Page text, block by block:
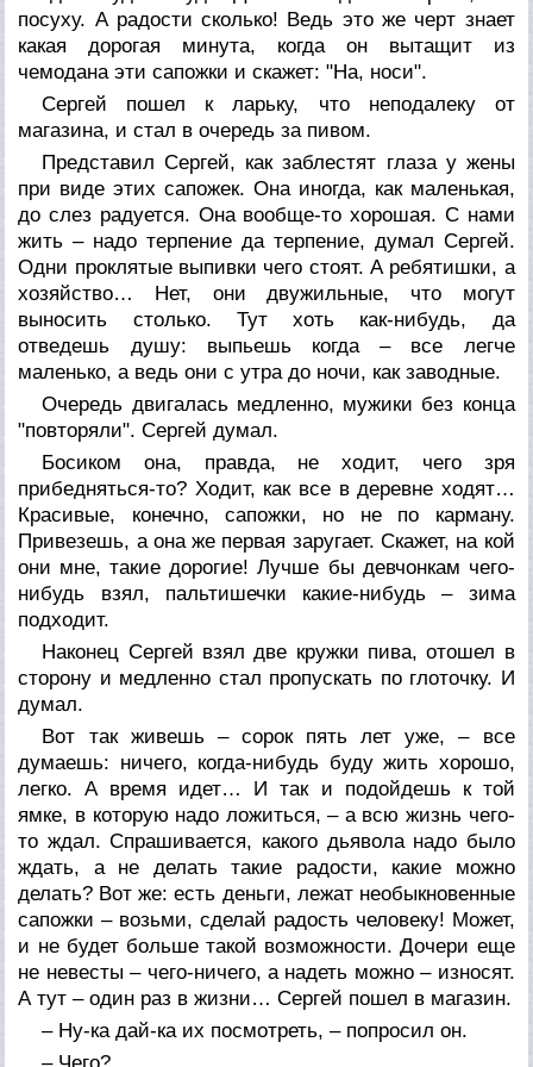
посуху. А радости сколько! Ведь это же черт знает
какая дорогая минута, когда он вытащит из
чемодана эти сапожки и скажет: "На, носи".
Сергей пошел к ларьку, что неподалеку от
магазина, и стал в очередь за пивом.
Представил Сергей, как заблестят глаза у жены
при виде этих сапожек. Она иногда, как маленькая,
до слез радуется. Она вообще-то хорошая. С нами
жить – надо терпение да терпение, думал Сергей.
Одни проклятые выпивки чего стоят. А ребятишки, а
хозяйство… Нет, они двужильные, что могут
выносить столько. Тут хоть как-нибудь, да
отведешь душу: выпьешь когда – все легче
маленько, а ведь они с утра до ночи, как заводные.
Очередь двигалась медленно, мужики без конца
"повторяли". Сергей думал.
Босиком она, правда, не ходит, чего зря
прибедняться-то? Ходит, как все в деревне ходят…
Красивые, конечно, сапожки, но не по карману.
Привезешь, а она же первая заругает. Скажет, на кой
они мне, такие дорогие! Лучше бы девчонкам чего-
нибудь взял, пальтишечки какие-нибудь – зима
подходит.
Наконец Сергей взял две кружки пива, отошел в
сторону и медленно стал пропускать по глоточку. И
думал.
Вот так живешь – сорок пять лет уже, – все
думаешь: ничего, когда-нибудь буду жить хорошо,
легко. А время идет… И так и подойдешь к той
ямке, в которую надо ложиться, – а всю жизнь чего-
то ждал. Спрашивается, какого дьявола надо было
ждать, а не делать такие радости, какие можно
делать? Вот же: есть деньги, лежат необыкновенные
сапожки – возьми, сделай радость человеку! Может,
и не будет больше такой возможности. Дочери еще
не невесты – чего-ничего, а надеть можно – износят.
А тут – один раз в жизни… Сергей пошел в магазин.
– Ну-ка дай-ка их посмотреть, – попросил он.